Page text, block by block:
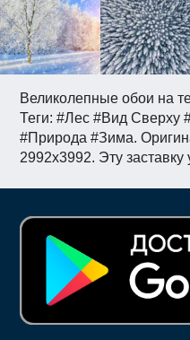
Великолепные обои на
Теги: #Лес #Вид Сверху
#Природа #Зима.
2992x3992. Эту заставку